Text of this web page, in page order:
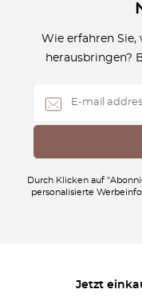
Wie erfahren Sie,
herausbringen?
Durch Klicken auf
personalisierte
Jetzt